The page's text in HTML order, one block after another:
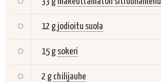
12 g jodioitu suola
15 g sokeri
2 g chilijauhe